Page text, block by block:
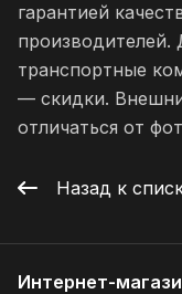
гарантией
производителей.
транспортные
— скидки.
отличаться от
Назад к
Интернет-